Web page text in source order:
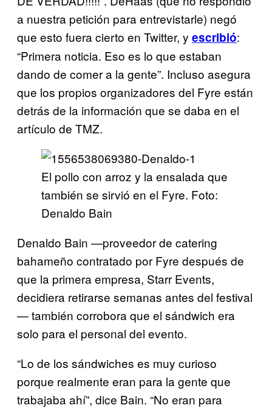
a nuestra petición para entrevistarle) negó
que esto fuera cierto en Twitter, y escribió:
“Primera noticia. Eso es lo que estaban
dando de comer a la gente”. Incluso asegura
que los propios organizadores del Fyre están
detrás de la información que se daba en el
artículo de TMZ.
El pollo con arroz y la ensalada que
también se sirvió en el Fyre. Foto:
Denaldo Bain
Denaldo Bain —proveedor de catering
bahameño contratado por Fyre después de
que la primera empresa, Starr Events,
decidiera retirarse semanas antes del festival
— también corrobora que el sándwich era
solo para el personal del evento.
“Lo de los sándwiches es muy curioso
porque realmente eran para la gente que
trabajaba ahí”, dice Bain. “No eran para